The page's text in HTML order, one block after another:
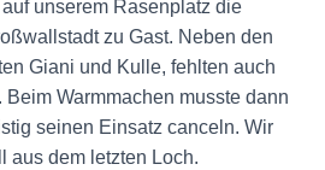
unserem Rasenplatz die
zu Gast. Neben den
Giani und Kulle, fehlten auch
Beim Warmmachen musste dann
seinen Einsatz canceln. Wir
aus dem letzten Loch.